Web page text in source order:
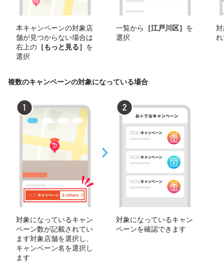
本キャンペーンの対象店
舗が見つからない場合は
右上の ［もっと見る］ を
選択
一覧から ［江戸川区］ を
選択
複数のキャンペーンの対象になっている場合
対象になっているキャン
ペーン数が記載されてい
ます対象店舗を選択し、
キャンペーン名を選択し
ます
対象になっているキャン
ペーンを確認できます